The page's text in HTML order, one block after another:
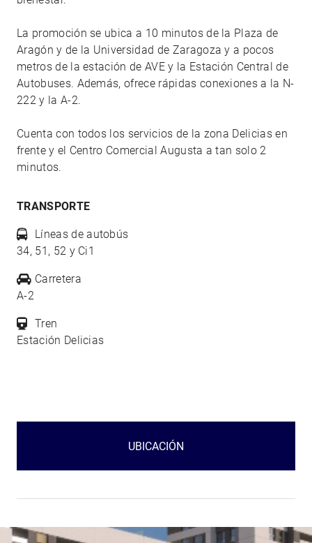
La promoción se ubica a 10 minutos de la Plaza de
Aragón y de la Universidad de Zaragoza y a pocos
metros de la estación de AVE y la Estación Central de
Autobuses. Además, ofrece rápidas conexiones a la N-
222 y la A-2.
Cuenta con todos los servicios de la zona Delicias en
frente y el Centro Comercial Augusta a tan solo 2
minutos.
TRANSPORTE
Líneas de autobús
34, 51, 52 y Ci1
Carretera
A-2
Tren
Estación Delicias
UBICACIÓN